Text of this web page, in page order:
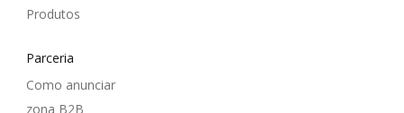
Produtos
Parceria
Como anunciar
zona B2B